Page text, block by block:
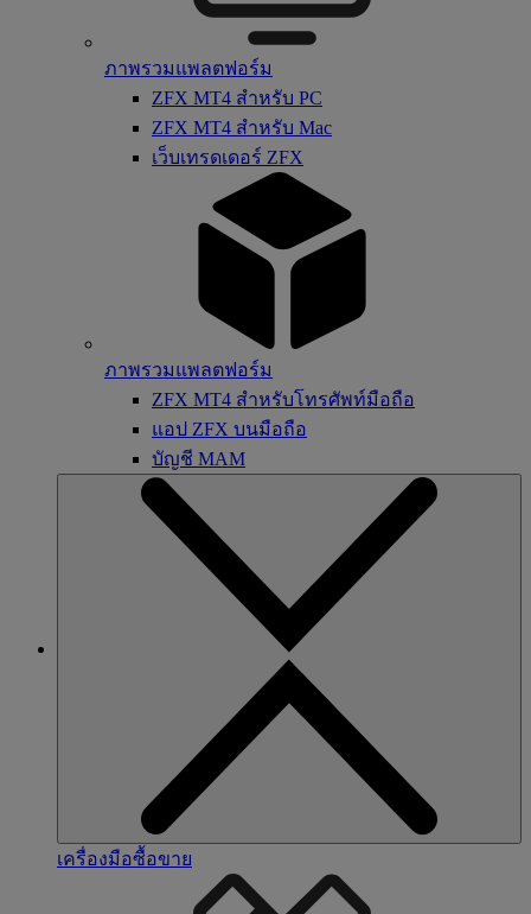
ภาพรวมแพลตฟอร์ม
ZFX MT4 สำหรับ PC
ZFX MT4 สำหรับ Mac
เว็บเทรดเดอร์ ZFX
ภาพรวมแพลตฟอร์ม
ZFX MT4 สำหรับโทรศัพท์มือถือ
แอป ZFX บนมือถือ
บัญชี MAM
เครื่องมือซื้อขาย